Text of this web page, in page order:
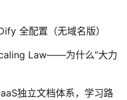
全配置（无域名版）
Law——为什么”大力
独立文档体系，学习路